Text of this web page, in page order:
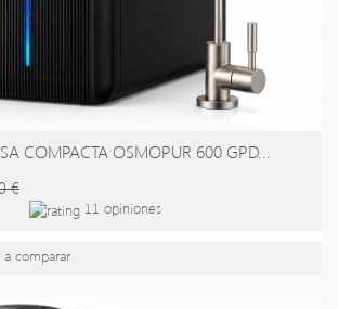
CESTA
COMPACTA OSMOPUR 600 GPD...
€
11 opiniones
a comparar